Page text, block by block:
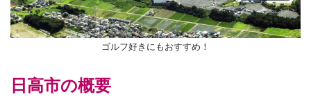
ゴルフ好きにもおすすめ！
日高市の概要